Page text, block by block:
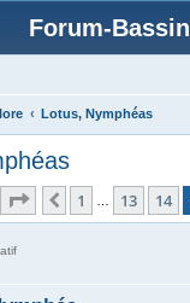
Forum-Bassin
Lotus, Nymphéas
Page 15 sur 17
Précédente
1 13 14